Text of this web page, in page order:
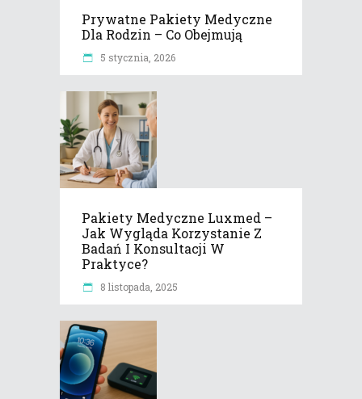
Prywatne Pakiety Medyczne
Dla Rodzin – Co Obejmują
5 stycznia, 2026
Pakiety Medyczne Luxmed –
Jak Wygląda Korzystanie Z
Badań I Konsultacji W
Praktyce?
8 listopada, 2025